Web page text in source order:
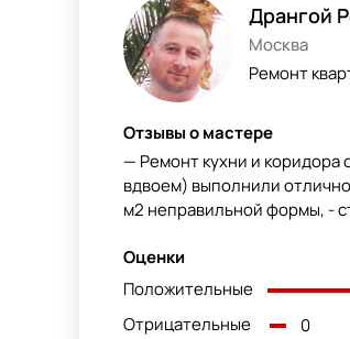
Дрангой
Москва
Ремонт
Отзывы о мастере
— Ремонт кухни и коридора
вдвоем) выполнили
м2 неправильной формы, -
Оценки
Положительные
Отрицательные
0